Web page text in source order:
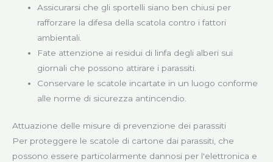
Assicurarsi che gli sportelli siano ben chiusi per
rafforzare la difesa della scatola contro i fattori
ambientali.
Fate attenzione ai residui di linfa degli alberi sui
giornali che possono attirare i parassiti.
Conservare le scatole incartate in un luogo conforme
alle norme di sicurezza antincendio.
Attuazione delle misure di prevenzione dei parassiti
Per proteggere le scatole di cartone dai parassiti, che
possono essere particolarmente dannosi per l'elettronica e